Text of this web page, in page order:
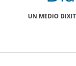
UN MEDIO